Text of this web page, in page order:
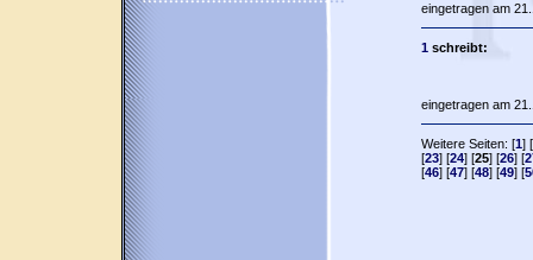
eingetragen am
1schreibt:
eingetragen am
Weitere Seiten: [1] [
[23] [24] [25] [26] [
[46] [47] [48] [49] [